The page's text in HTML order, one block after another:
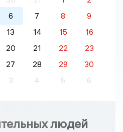
6 7 8
9
13 14 15
16
20 21 22
23
27 28 29
30
3 4 5 6
людей